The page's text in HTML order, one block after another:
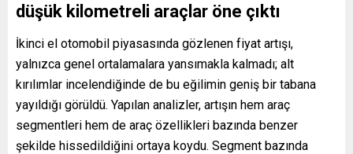
düşük kilometreli araçlar öne çıktı
İkinci el otomobil piyasasında gözlenen fiyat artışı,
yalnızca genel ortalamalara yansımakla kalmadı; alt
kırılımlar incelendiğinde de bu eğilimin geniş bir tabana
yayıldığı görüldü. Yapılan analizler, artışın hem araç
segmentleri hem de araç özellikleri bazında benzer
şekilde hissedildiğini ortaya koydu. Segment bazında